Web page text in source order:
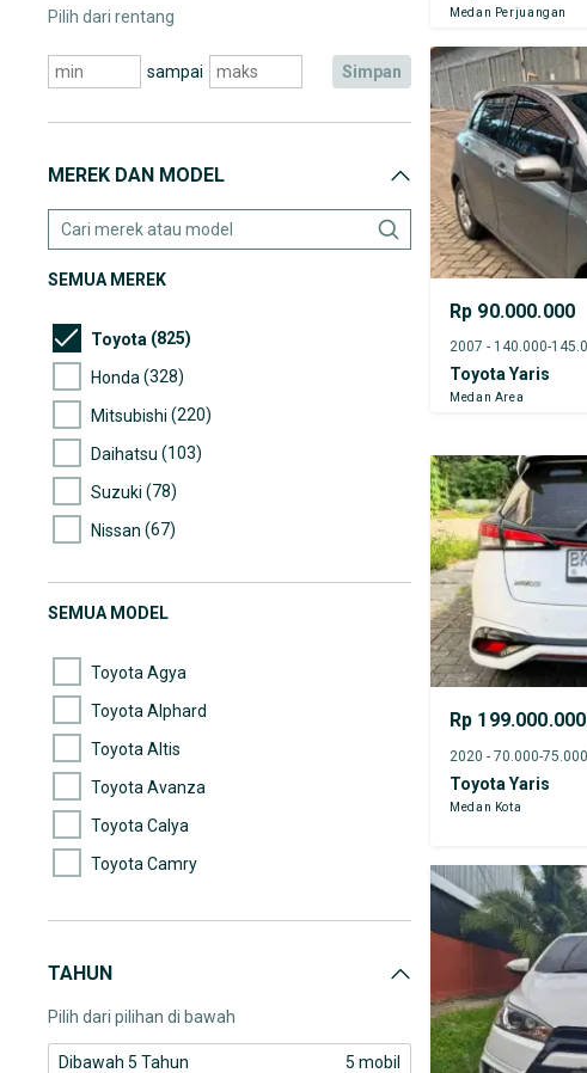
Pilih dari rentang
sampai simpan
MEREK DAN MODEL
SEMUA MEREK
Toyota (825)
Honda (328)
Mitsubishi (220)
Daihatsu (103)
Suzuki (78)
Nissan (67)
Mazda(59)
SEMUA MODEL
Toyota Agya
Toyota Alphard
Toyota Altis
Toyota Avanza
Toyota Calya
Toyota Camry
Toyota Cygnus
TAHUN
Pilih dari pilihan di bawah
Dibawah 5 Tahun 5 mobil
Medan Perjuangan
Rp 90.000.000
Toyota Yaris
Medan Area
Rp 199.000.000
Toyota Yaris
Medan Kota